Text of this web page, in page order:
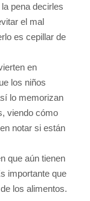
pena decirles
el mal
es cepillar de
en
los niños
lo memorizan
viendo cómo
notar si están
que aún tienen
importante que
los alimentos.